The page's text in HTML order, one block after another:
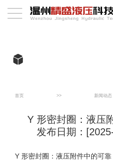
首页 >> 新闻动态
Y 形密封圈：液压
发布日期：
Y 形密封圈：液压附件中的可靠